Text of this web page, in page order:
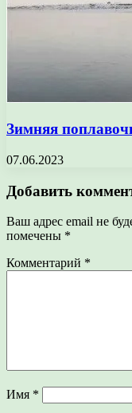
Зимняя
07.06.2023
Добавить
Ваш адрес email не
помечены *
Комментарий *
Имя *